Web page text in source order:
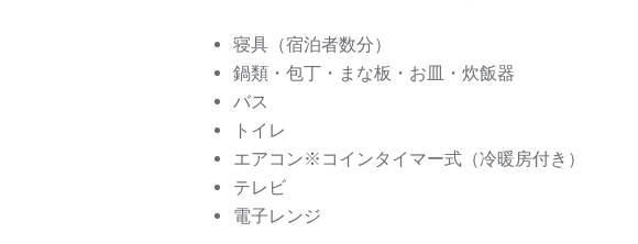
寝具（宿泊者数分）
鍋類・包丁・まな板・お皿・炊飯器
バス
トイレ
エアコン※コインタイマー式（冷暖房付き）
テレビ
電子レンジ